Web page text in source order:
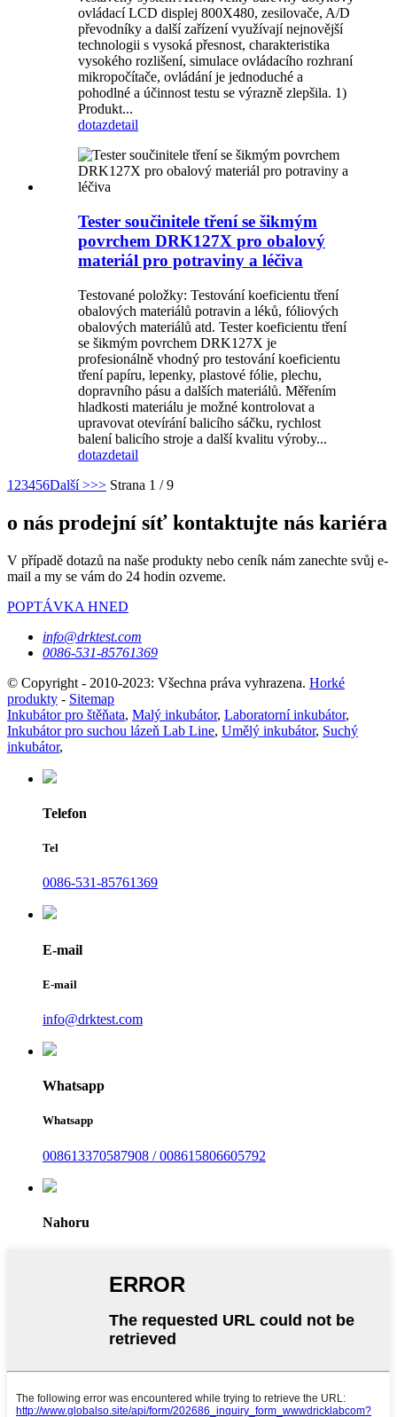
ovládací LCD displej 800X480, zesilovače, A/D
převodníky a další zařízení využívají nejnovější
technologii s vysoká přesnost, charakteristika
vysokého rozlišení, simulace ovládacího rozhraní
mikropočítače, ovládání je jednoduché a
pohodlné a účinnost testu se výrazně zlepšila. 1)
Produkt...
dotazdetail
Tester součinitele tření se šikmým
povrchem DRK127X pro obalový
materiál pro potraviny a léčiva
Testované položky: Testování koeficientu tření
obalových materiálů potravin a léků, fóliových
obalových materiálů atd. Tester koeficientu tření
se šikmým povrchem DRK127X je
profesionálně vhodný pro testování koeficientu
tření papíru, lepenky, plastové fólie, plechu,
dopravního pásu a dalších materiálů. Měřením
hladkosti materiálu je možné kontrolovat a
upravovat otevírání balicího sáčku, rychlost
balení balicího stroje a další kvalitu výroby...
dotazdetail
1 23456Další >>> Strana 1 / 9
o nás prodejní síť kontaktujte nás kariéra
V případě dotazů na naše produkty nebo ceník nám zanechte svůj e-
mail a my se vám do 24 hodin ozveme.
POPTÁVKA HNED
info@drktest.com
0086-531-85761369
© Copyright - 2010-2023: Všechna práva vyhrazena. Horké
produkty - Sitemap
Inkubátor pro štěňata, Malý inkubátor, Laboratorní inkubátor,
Inkubátor pro suchou lázeň Lab Line, Umělý inkubátor, Suchý
inkubátor,
Telefon
Tel
0086-531-85761369
E-mail
E-mail
info@drktest.com
Whatsapp
Whatsapp
008613370587908 / 008615806605792
Nahoru